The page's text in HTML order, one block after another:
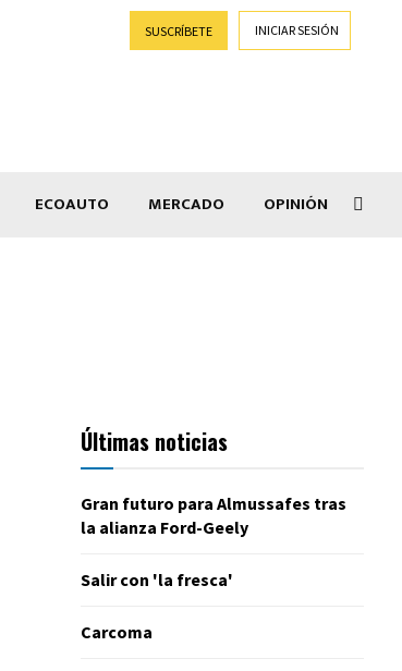
SUSCRÍBETE INICIAR SESIÓN
ECOAUTO MERCADO OPINIÓN
Últimas noticias
Gran futuro para Almussafes tras
la alianza Ford-Geely
Salir con 'la fresca'
Carcoma